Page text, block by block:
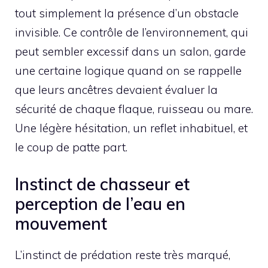
tout simplement la présence d’un obstacle
invisible. Ce contrôle de l’environnement, qui
peut sembler excessif dans un salon, garde
une certaine logique quand on se rappelle
que leurs ancêtres devaient évaluer la
sécurité de chaque flaque, ruisseau ou mare.
Une légère hésitation, un reflet inhabituel, et
le coup de patte part.
Instinct de chasseur et
perception de l’eau en
mouvement
L’instinct de prédation reste très marqué,